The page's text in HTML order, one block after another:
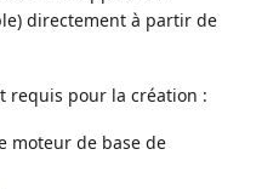
directement à partir de
requis pour la création :
moteur de base de